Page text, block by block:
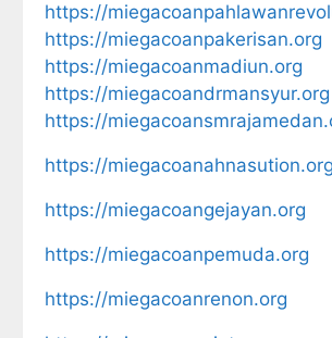
https://
https://miegacoanpakerisan.org
https://miegacoanmadiun.org
https://miegacoandrmansyur.org
https://
https://miegacoanahnasution.org
https://miegacoangejayan.org
https://miegacoanpemuda.org
https://miegacoanrenon.org